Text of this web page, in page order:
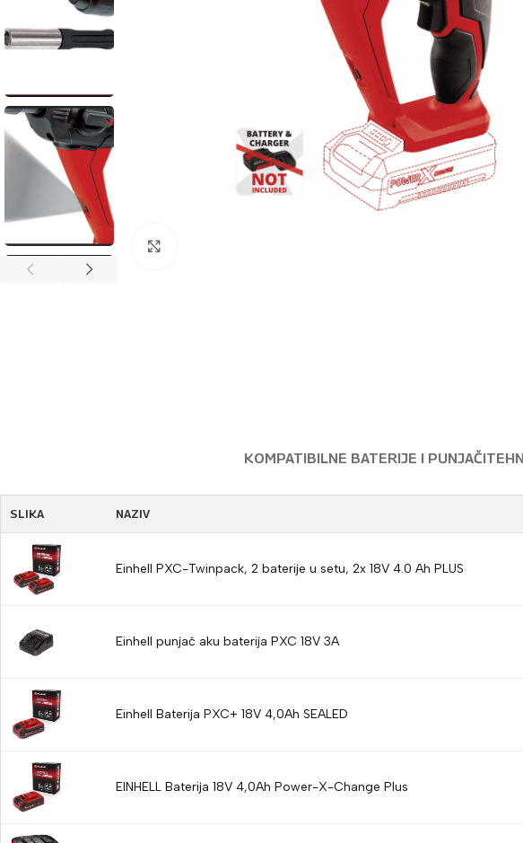
KOMPATIBILNE BATERIJE I PUNJAČI
SLIKA NAZIV
Einhell PXC-Twinpack, 2 baterije u setu, 2x 18V 4.0 Ah PLUS
Einhell punjač aku baterija PXC 18V 3A
Einhell Baterija PXC+ 18V 4,0Ah SEALED
EINHELL Baterija 18V 4,0Ah Power-X-Change Plus